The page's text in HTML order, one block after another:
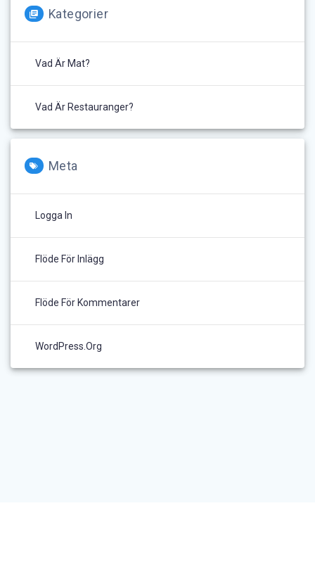
Kategorier
Vad Är Mat?
Vad Är Restauranger?
Meta
Logga In
Flöde För Inlägg
Flöde För Kommentarer
WordPress.org